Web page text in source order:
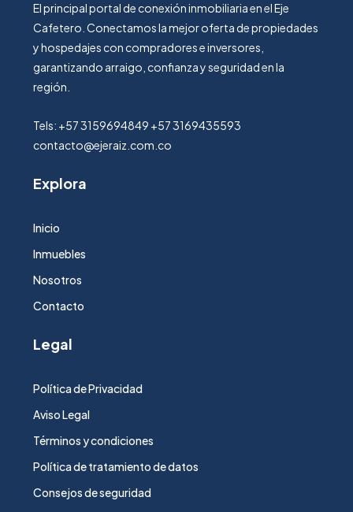
El principal portal de conexión inmobiliaria en el Eje
Cafetero. Conectamos la mejor oferta de propiedades
y hospedajes con compradores e inversores,
garantizando arraigo, confianza y seguridad en la
región.
Tels: +57 3159694849 +57 3169435593
contacto@ejeraiz.com.co
Explora
Inicio
Inmuebles
Nosotros
Contacto
Legal
Política de Privacidad
Aviso Legal
Términos y condiciones
Política de tratamiento de datos
Consejos de seguridad